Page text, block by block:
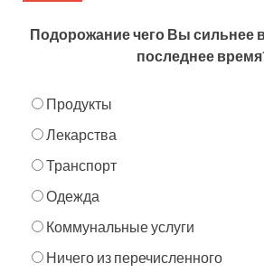
Подорожание чего Вы сильнее
последнее
Продукты
Лекарства
Транспорт
Одежда
Коммунальные услуги
Ничего из перечисленного